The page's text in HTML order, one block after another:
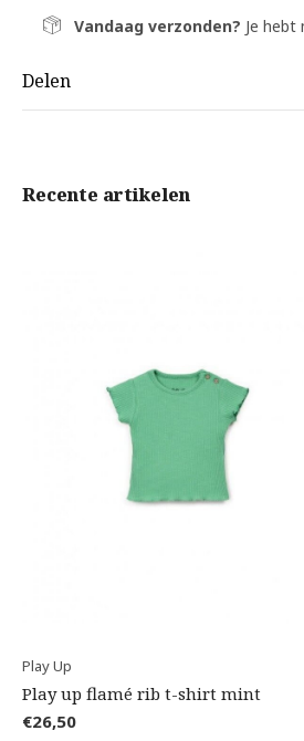
Vandaag verzonden? Je hebt
Delen
Recente artikelen
Play Up
Play up flamé rib t-shirt mint
€26,50